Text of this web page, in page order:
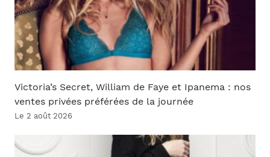
Victoria’s Secret, William de Faye et Ipanema : nos
ventes privées préférées de la journée
Le 2 août 2026